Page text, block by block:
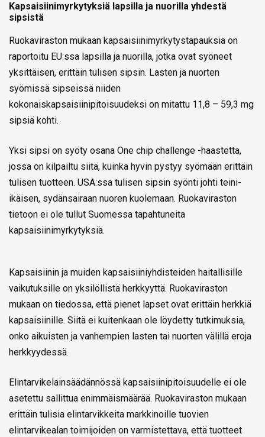
Kapsaisiinimyrkytyksiä lapsilla ja nuorilla yhdestä
sipsistä
Ruokaviraston mukaan kapsaisiinimyrkytystapauksia on
raportoitu EU:ssa lapsilla ja nuorilla, jotka ovat syöneet
yksittäisen, erittäin tulisen sipsin. Lasten ja nuorten
syömissä sipseissä niiden
kokonaiskapsaisiinipitoisuudeksi on mitattu 11,8 – 59,3 mg
sipsiä kohti.
Yksi sipsi on syöty osana One chip challenge -haastetta,
jossa on kilpailtu siitä, kuinka hyvin pystyy syömään erittäin
tulisen tuotteen. USA:ssa tulisen sipsin syönti johti teini-
ikäisen, sydänsairaan nuoren kuolemaan. Ruokaviraston
tietoon ei ole tullut Suomessa tapahtuneita
kapsaisiinimyrkytyksiä.
Kapsaisiinin ja muiden kapsaisiiniyhdisteiden haitallisille
vaikutuksille on yksilöllistä herkkyyttä. Ruokaviraston
mukaan on tiedossa, että pienet lapset ovat erittäin herkkiä
kapsaisiinille. Siitä ei kuitenkaan ole löydetty tutkimuksia,
onko aikuisten ja vanhempien lasten tai nuorten välillä eroja
herkkyydessä.
Elintarvikelainsäädännössä kapsaisiinipitoisuudelle ei ole
asetettu sallittua enimmäismäärää. Ruokaviraston mukaan
erittäin tulisia elintarvikkeita markkinoille tuovien
elintarvikealan toimijoiden on varmistettava, että tuotteet